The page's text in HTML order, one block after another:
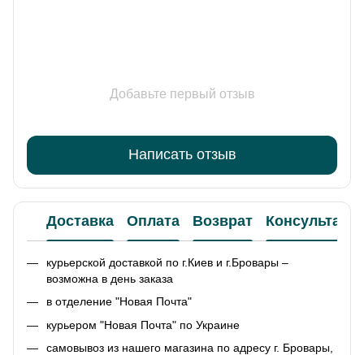
Добавьте первый отзыв
Написать отзыв
Доставка Оплата Возврат
курьерской доставкой по г.Киев и г.Бровары –
возможна в день заказа
в отделение "Новая Почта"
курьером "Новая Почта" по Украине
самовывоз из нашего магазина по адресу г. Бровары,